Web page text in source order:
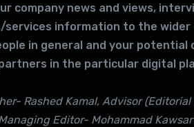
company news and views,
services information to the wider
in general and your potential
in the particular digital
Rashed Kamal, Advisor
Editor- Mohammad